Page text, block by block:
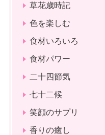
草花歳時記
色を楽しむ
食材いろいろ
食材パワー
二十四節気
七十二候
笑顔のサプリ
香りの癒し